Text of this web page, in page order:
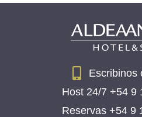
Escribinos
Host 24/7 +54 9
Reservas +54 9